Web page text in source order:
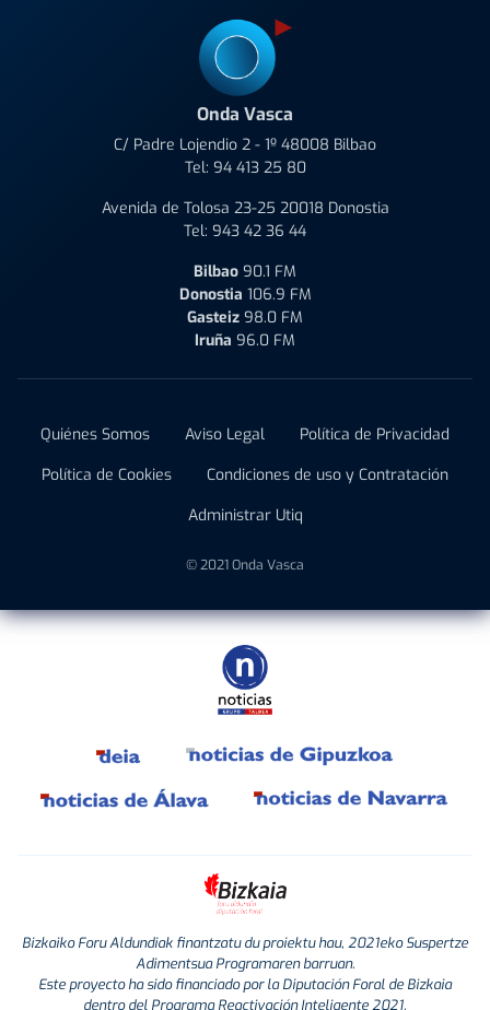
Onda Vasca
C/ Padre Lojendio 2 - 1º 48008 Bilbao
Tel: 94 413 25 80
Avenida de Tolosa 23-25 20018 Donostia
Tel: 943 42 36 44
Bilbao 90.1 FM
Donostia 106.9 FM
Gasteiz 98.0 FM
Iruña 96.0 FM
Quiénes Somos Aviso Legal
Política de Privacidad
Política de Cookies
Condiciones de uso y Contratación
Administrar Utiq
© 2021 Onda Vasca
Bizkaiko Foru Aldundiak finantzatu du proiektu hau, 2021eko Suspertze
Adimentsua Programaren barruan.
Este proyecto ha sido financiado por la Diputación Foral de Bizkaia
dentro del Programa Reactivación Inteligente 2021.